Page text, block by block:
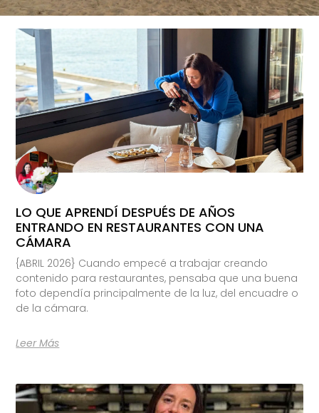
LO QUE APRENDÍ DESPUÉS DE AÑOS
ENTRANDO EN RESTAURANTES CON UNA
CÁMARA
{ABRIL 2026} Cuando empecé a trabajar creando
contenido para restaurantes, pensaba que una buena
foto dependía principalmente de la luz, del encuadre o
de la cámara.
Leer Más